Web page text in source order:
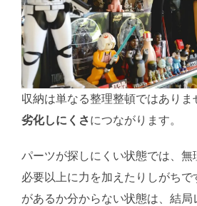
収納は単なる整理整頓ではありま
劣化しにくさにつながります。
パーツが探しにくい状態では、無
必要以上に力を加えたりしがち
があるか分からない状態は、結局